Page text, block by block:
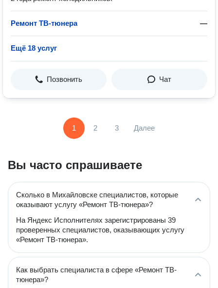
Ремонт ТВ-тюнера —
Ещё 18 услуг
Позвонить Чат
1 2 3 Далее
Вы часто спрашиваете
Сколько в Михайловске специалистов, которые
оказывают услугу «Ремонт ТВ-тюнера»?
На Яндекс Исполнителях зарегистрированы 39
проверенных специалистов, оказывающих услугу
«Ремонт ТВ-тюнера».
Как выбрать специалиста в сфере «Ремонт ТВ-
тюнера»?